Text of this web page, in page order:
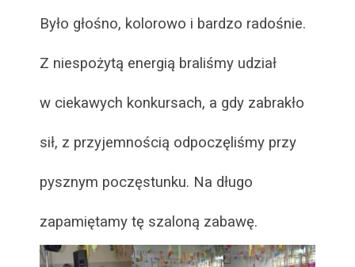
Było głośno, kolorowo i bardzo radośnie.
Z niespożytą energią braliśmy udział
w ciekawych konkursach, a gdy zabrakło
sił, z przyjemnością odpoczęliśmy przy
pysznym poczęstunku. Na długo
zapamiętamy tę szaloną zabawę.